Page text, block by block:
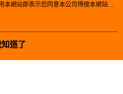
本網站即表示您同意本公司得按本網站使
道了